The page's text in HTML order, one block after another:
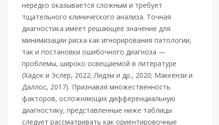
нередко оказывается сложным и требует
тщательного клинического анализа. Точная
диагностика имеет решающее значение для
минимизации риска как игнорирования патологии,
так и постановки ошибочного диагноза —
проблемы, широко освещаемой в литературе
(Хадок и Эслер, 2022; Лидэм и др., 2020; Маккензи и
Даллос, 2017). Признавая множественность
факторов, осложняющих дифференциальную
диагностику, представленные ниже таблицы
следует рассматривать как ориентировочные